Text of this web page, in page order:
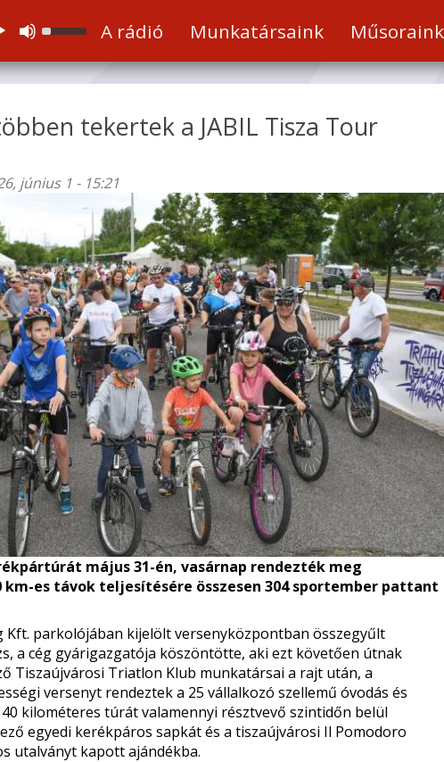
Fel/Le
nyíl
a
hangerő
vagy
A rádió Munkatársaink Műsoraink
tekertek a JABIL Tisza Tour
június 1 - 15:21
május 31-én, vasárnap rendezték meg
km-es távok teljesítésére összesen 304 sportember pattant
Kft. parkolójában kijelölt versenyközpontban összegyűlt
a cég gyárigazgatója köszöntötte, aki ezt követően útnak
Tiszaújvárosi Triatlon Klub munkatársai a rajt után, a
versenyt rendeztek a 25 vállalkozó szellemű óvodás és
40 kilométeres túrát valamennyi résztvevő szintidőn belül
egyedi kerékpáros sapkát és a tiszaújvárosi Il Pomodoro
utalványt kapott ajándékba.